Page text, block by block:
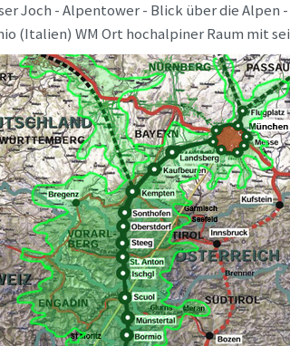
Joch - Alpentower - Blick über die Alpen
(Italien) WM Ort hochalpiner Raum mit